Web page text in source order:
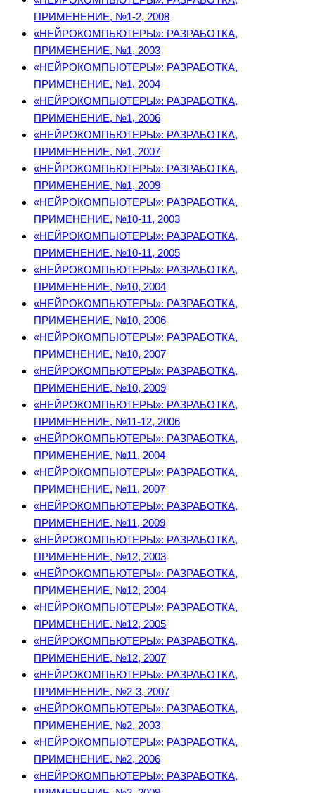
ПРИМЕНЕНИЕ, №1-2, 2008
«НЕЙРОКОМПЬЮТЕРЫ»: РАЗРАБОТКА,
ПРИМЕНЕНИЕ, №1, 2003
«НЕЙРОКОМПЬЮТЕРЫ»: РАЗРАБОТКА,
ПРИМЕНЕНИЕ, №1, 2004
«НЕЙРОКОМПЬЮТЕРЫ»: РАЗРАБОТКА,
ПРИМЕНЕНИЕ, №1, 2006
«НЕЙРОКОМПЬЮТЕРЫ»: РАЗРАБОТКА,
ПРИМЕНЕНИЕ, №1, 2007
«НЕЙРОКОМПЬЮТЕРЫ»: РАЗРАБОТКА,
ПРИМЕНЕНИЕ, №1, 2009
«НЕЙРОКОМПЬЮТЕРЫ»: РАЗРАБОТКА,
ПРИМЕНЕНИЕ, №10-11, 2003
«НЕЙРОКОМПЬЮТЕРЫ»: РАЗРАБОТКА,
ПРИМЕНЕНИЕ, №10-11, 2005
«НЕЙРОКОМПЬЮТЕРЫ»: РАЗРАБОТКА,
ПРИМЕНЕНИЕ, №10, 2004
«НЕЙРОКОМПЬЮТЕРЫ»: РАЗРАБОТКА,
ПРИМЕНЕНИЕ, №10, 2006
«НЕЙРОКОМПЬЮТЕРЫ»: РАЗРАБОТКА,
ПРИМЕНЕНИЕ, №10, 2007
«НЕЙРОКОМПЬЮТЕРЫ»: РАЗРАБОТКА,
ПРИМЕНЕНИЕ, №10, 2009
«НЕЙРОКОМПЬЮТЕРЫ»: РАЗРАБОТКА,
ПРИМЕНЕНИЕ, №11-12, 2006
«НЕЙРОКОМПЬЮТЕРЫ»: РАЗРАБОТКА,
ПРИМЕНЕНИЕ, №11, 2004
«НЕЙРОКОМПЬЮТЕРЫ»: РАЗРАБОТКА,
ПРИМЕНЕНИЕ, №11, 2007
«НЕЙРОКОМПЬЮТЕРЫ»: РАЗРАБОТКА,
ПРИМЕНЕНИЕ, №11, 2009
«НЕЙРОКОМПЬЮТЕРЫ»: РАЗРАБОТКА,
ПРИМЕНЕНИЕ, №12, 2003
«НЕЙРОКОМПЬЮТЕРЫ»: РАЗРАБОТКА,
ПРИМЕНЕНИЕ, №12, 2004
«НЕЙРОКОМПЬЮТЕРЫ»: РАЗРАБОТКА,
ПРИМЕНЕНИЕ, №12, 2005
«НЕЙРОКОМПЬЮТЕРЫ»: РАЗРАБОТКА,
ПРИМЕНЕНИЕ, №12, 2007
«НЕЙРОКОМПЬЮТЕРЫ»: РАЗРАБОТКА,
ПРИМЕНЕНИЕ, №2-3, 2007
«НЕЙРОКОМПЬЮТЕРЫ»: РАЗРАБОТКА,
ПРИМЕНЕНИЕ, №2, 2003
«НЕЙРОКОМПЬЮТЕРЫ»: РАЗРАБОТКА,
ПРИМЕНЕНИЕ, №2, 2006
«НЕЙРОКОМПЬЮТЕРЫ»: РАЗРАБОТКА,